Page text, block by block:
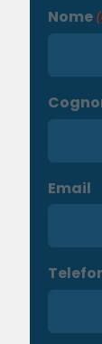
Nome
Email